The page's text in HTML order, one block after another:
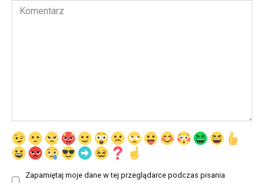
Komentarz
Zapamiętaj moje dane w tej przeglądarce podczas pisania